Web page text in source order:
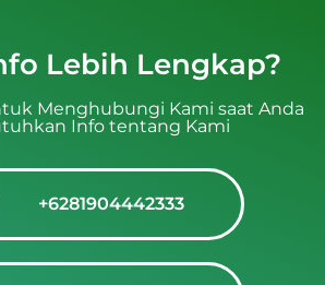
Lebih Lengkap?
Menghubungi Kami saat Anda
Info tentang Kami
+6281904442333